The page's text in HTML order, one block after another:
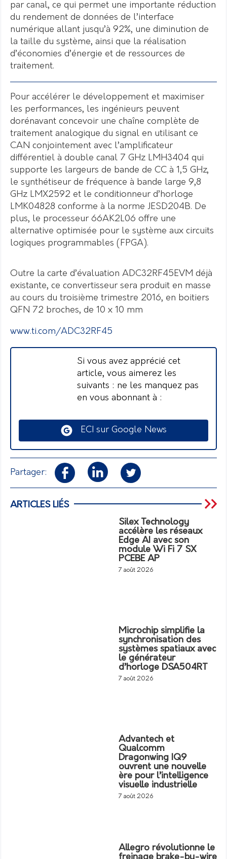
par canal, ce qui permet une importante réduction
du rendement de données de l’interface
numérique allant jusqu’à 92%, une diminution de
la taille du système, ainsi que la réalisation
d’économies d’énergie et de ressources de
traitement.
Pour accélérer le développement et maximiser
les performances, les ingénieurs peuvent
dorénavant concevoir une chaîne complète de
traitement analogique du signal en utilisant ce
CAN conjointement avec l’amplificateur
différentiel à double canal 7 GHz LMH3404 qui
supporte les largeurs de bande de CC à 1,5 GHz,
le synthétiseur de fréquence à bande large 9,8
GHz LMX2592 et le conditionneur d’horloge
LMK04828 conforme à la norme JESD204B. De
plus, le processeur 66AK2L06 offre une
alternative optimisée pour le système aux circuits
logiques programmables (FPGA).
Outre la carte d’évaluation ADC32RF45EVM déjà
existante, ce convertisseur sera produit en masse
au cours du troisième trimestre 2016, en boitiers
QFN 72 broches, de 10 x 10 mm
www.ti.com/ADC32RF45
Si vous avez apprécié cet
article, vous aimerez les
suivants : ne les manquez pas
en vous abonnant à :
ECI sur Google News
Partager:
ARTICLES LIÉS
Silex Technology
accélère les réseaux
Edge AI avec son
module Wi Fi 7 SX
PCEBE AP
7 août 2026
Microchip simplifie la
synchronisation des
systèmes spatiaux avec
le générateur
d’horloge DSA504RT
7 août 2026
Advantech et
Qualcomm
Dragonwing IQ9
ouvrent une nouvelle
ère pour l’intelligence
visuelle industrielle
7 août 2026
Allegro révolutionne le
freinage brake-by-wire